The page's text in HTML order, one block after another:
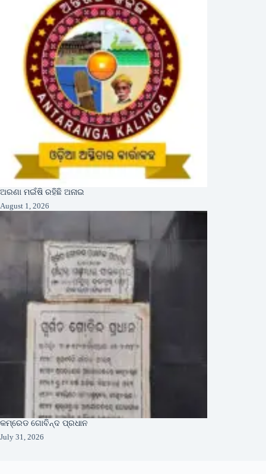
ଅରଣା ମଇଁଷି ରହିଛି ଅନାଇ
August 1, 2026
କମ୍ରେଡ ଗୋବିନ୍ଦ ପ୍ରଧାନ
July 31, 2026